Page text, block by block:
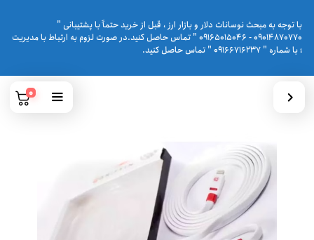
با توجه به مبحث نوسانات دلار و بازار ارز ، قبل از خرید حتماً با پشتیبانی "
09014870770 - 09165015046 " تماس حاصل کنید.در صورت لزوم به ارتباط با مدیریت
؛ با شماره " 09166716237 " تماس حاصل کنید.
0